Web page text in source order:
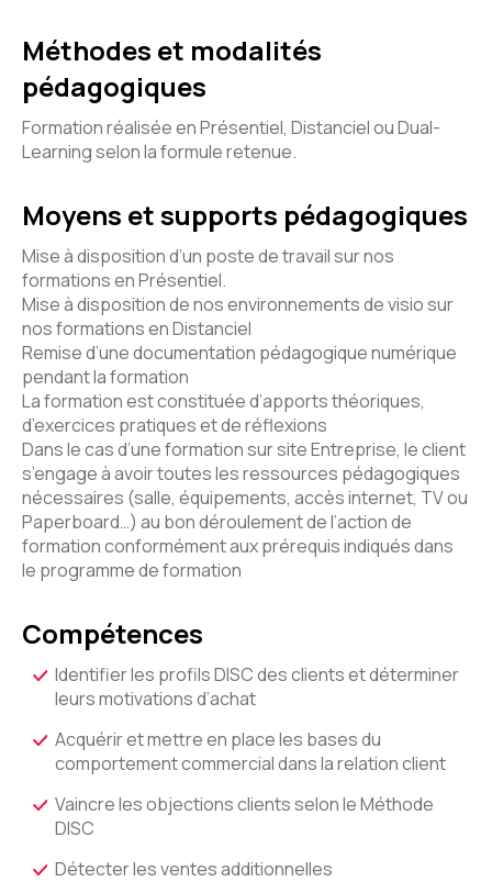
Méthodes et modalités
pédagogiques
Formation réalisée en Présentiel, Distanciel ou Dual-
Learning selon la formule retenue.
Moyens et supports pédagogiques
Mise à disposition d’un poste de travail sur nos
formations en Présentiel.
Mise à disposition de nos environnements de visio sur
nos formations en Distanciel
Remise d’une documentation pédagogique numérique
pendant la formation
La formation est constituée d’apports théoriques,
d’exercices pratiques et de réflexions
Dans le cas d’une formation sur site Entreprise, le client
s’engage à avoir toutes les ressources pédagogiques
nécessaires (salle, équipements, accès internet, TV ou
Paperboard…) au bon déroulement de l’action de
formation conformément aux prérequis indiqués dans
le programme de formation
Compétences
Identifier les profils DISC des clients et déterminer
leurs motivations d’achat
Acquérir et mettre en place les bases du
comportement commercial dans la relation client
Vaincre les objections clients selon le Méthode
DISC
Détecter les ventes additionnelles